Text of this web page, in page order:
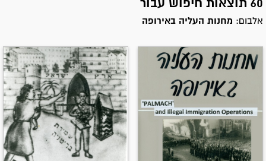
60 תוצאות חיפוש עבור
אלבום: מחנות העליה באירופה